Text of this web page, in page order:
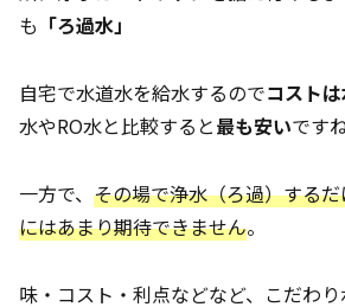
も 「ろ過水」
自宅で水道水を給水するのでコスト
水やRO水と比較すると最も安いですね
一方で、 その場で浄水（ろ過）する
にはあまり期待できません。
味・コスト・利点などなど、こだわ